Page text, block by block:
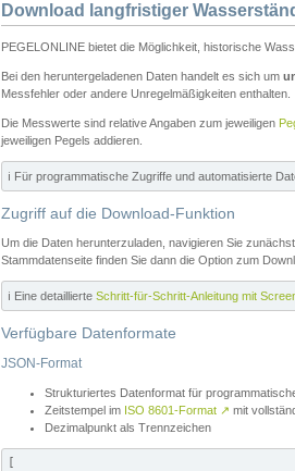
Download langfristiger
PEGELONLINE bietet die Möglichkeit, historische
Bei den heruntergeladenen Daten handelt es sich um
Messfehler oder andere Unregelmäßigkeiten enthalten.
Die Messwerte sind relative Angaben zum jeweiligen
jeweiligen Pegels addieren.
ℹ️ Für programmatische Zugriffe und automatisierte
Zugriff auf die Download-Funktion
Um die Daten herunterzuladen, navigieren Sie
Stammdatenseite finden Sie dann die Option zum
ℹ️ Eine detaillierte Schritt-für-Schritt-Anleitung mit
Verfügbare Datenformate
JSON-Format
Strukturiertes Datenformat für
Zeitstempel im ISO 8601-Format ↗ mit
Dezimalpunkt als Trennzeichen
[